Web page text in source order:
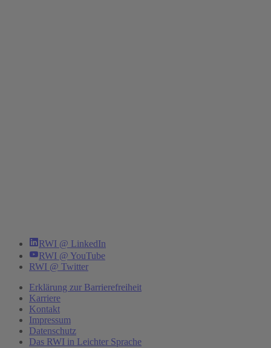
RWI @ LinkedIn
RWI @ YouTube
RWI @ Twitter
Erklärung zur Barrierefreiheit
Karriere
Kontakt
Impressum
Datenschutz
Das RWI in Leichter Sprache